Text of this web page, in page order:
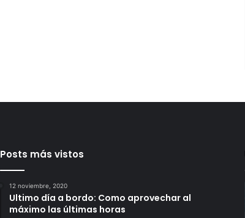
Posts más vistos
12 noviembre, 2020
Ultimo día a bordo: Como aprovechar al
máximo las últimas horas